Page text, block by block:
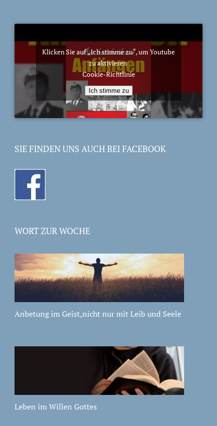
Klicken Sie auf „Ich stimme zu“, um Youtube
zu aktivieren
Cookie-Richtlinie
Ich stimme zu
SIE FINDEN UNS AUCH BEI FACEBOOK
WORT ZUR WOCHE
Anbetung im Geist,nicht nur mit Leib und Seele
Leben im Willen Gottes